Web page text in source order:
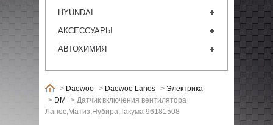
HYUNDAI
АКСЕССУАРЫ
АВТОХИМИЯ
> Daewoo > Daewoo Lanos > Электрика
> DM > Датчик включения вентилятора
Ланос,Матиз,Нубира,Такума 96181508